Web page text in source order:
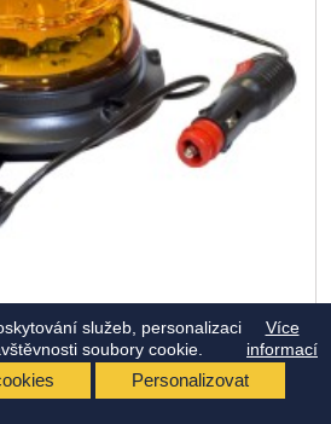
služeb, personalizaci
soubory cookie.
Více
informací
Personalizovat
KÓD:YL-837D
12V-24V ORANŽOVÝ 12 LED*1W
145X77MM